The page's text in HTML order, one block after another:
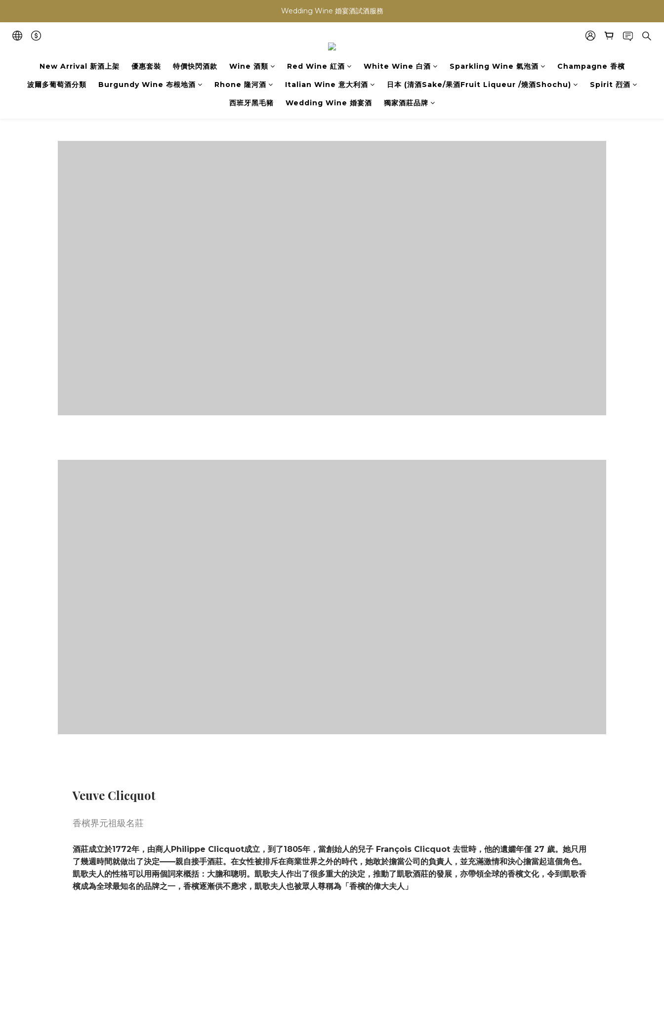
買滿任何酒類 六支 或買滿 $1200 (不限支數) 皆可享免費送貨
Wedding Wine 婚宴酒試酒服務
New Arrival 新酒上架 優惠套裝 特價快閃酒款 Wine 酒類 Red Wine 紅酒 White Wine 白酒 Sparkling Wine 氣泡酒 Champagne 香檳
波爾多葡萄酒分類 Burgundy Wine 布根地酒 Rhone 隆河酒 Italian Wine 意大利酒 日本 (清酒Sake/果酒Fruit Liqueur /燒酒Shochu) Spirit 烈酒
西班牙黑毛豬 Wedding Wine 婚宴酒 獨家酒莊品牌
Veuve Clicquot
香檳界元祖級名莊
酒莊成立於1772年，由商人Philippe Clicquot成立，到了1805年，當創始人的兒子 François Clicquot 去世時，他的遺孀年僅 27 歲。她只用
了幾週時間就做出了決定——親自接手酒莊。在女性被排斥在商業世界之外的時代，她敢於擔當公司的負責人，並充滿激情和決心擔當起這個角色。
凱歌夫人的性格可以用兩個詞來概括：大膽和聰明。 凱歌夫人作出了很多重大的決定，推動了凱歌酒莊的發展，亦帶領全球的香檳文化，令到凱歌香
檳成為全球最知名的品牌之一，香檳逐漸供不應求，凱歌夫人也被眾人尊稱為「香檳的偉大夫人」